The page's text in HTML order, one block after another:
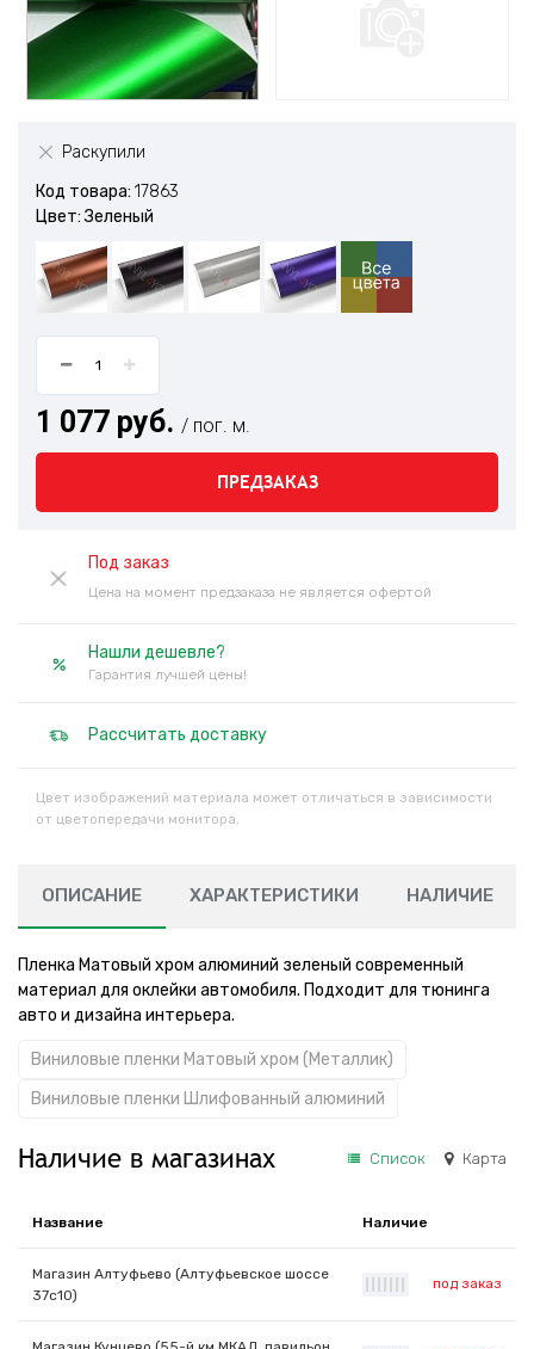
Раскупили
Код товара: 17863
Цвет: Зеленый
1 077 руб. / пог. м.
ПРЕДЗАКАЗ
Под заказ
Цена на момент предзаказа не является офертой
Нашли дешевле?
Гарантия лучшей цены!
Рассчитать доставку
Цвет изображений материала может отличаться в зависимости
от цветопередачи монитора.
ОПИСАНИЕ ХАРАКТЕРИСТИКИ НАЛИЧИЕ
Пленка Матовый хром алюминий зеленый современный
материал для оклейки автомобиля. Подходит для тюнинга
авто и дизайна интерьера.
Виниловые пленки Матовый хром (Металлик)
Виниловые пленки Шлифованный алюминий
Наличие в магазинах Список Карта
Название Наличие
Магазин Алтуфьево (Алтуфьевское шоссе
37с10)
под заказ